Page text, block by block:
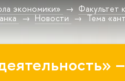
экономики» Факультет
Новости Тема
–